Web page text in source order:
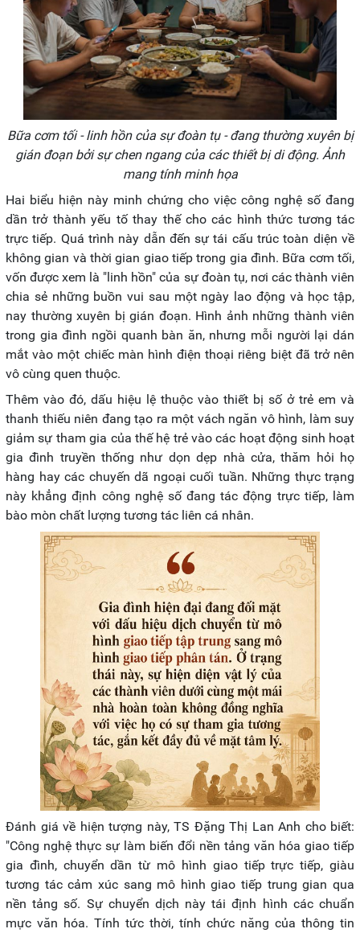
Bữa cơm tối - linh hồn của sự đoàn tụ - đang thường xuyên bị
gián đoạn bởi sự chen ngang của các thiết bị di động. Ảnh
mang tính minh họa
Hai biểu hiện này minh chứng cho việc công nghệ số đang
dần trở thành yếu tố thay thế cho các hình thức tương tác
trực tiếp. Quá trình này dẫn đến sự tái cấu trúc toàn diện về
không gian và thời gian giao tiếp trong gia đình. Bữa cơm tối,
vốn được xem là "linh hồn" của sự đoàn tụ, nơi các thành viên
chia sẻ những buồn vui sau một ngày lao động và học tập,
nay thường xuyên bị gián đoạn. Hình ảnh những thành viên
trong gia đình ngồi quanh bàn ăn, nhưng mỗi người lại dán
mắt vào một chiếc màn hình điện thoại riêng biệt đã trở nên
vô cùng quen thuộc.
Thêm vào đó, dấu hiệu lệ thuộc vào thiết bị số ở trẻ em và
thanh thiếu niên đang tạo ra một vách ngăn vô hình, làm suy
giảm sự tham gia của thế hệ trẻ vào các hoạt động sinh hoạt
gia đình truyền thống như dọn dẹp nhà cửa, thăm hỏi họ
hàng hay các chuyến dã ngoại cuối tuần. Những thực trạng
này khẳng định công nghệ số đang tác động trực tiếp, làm
bào mòn chất lượng tương tác liên cá nhân.
Đánh giá về hiện tượng này, TS Đặng Thị Lan Anh cho biết:
"Công nghệ thực sự làm biến đổi nền tảng văn hóa giao tiếp
gia đình, chuyển dần từ mô hình giao tiếp trực tiếp, giàu
tương tác cảm xúc sang mô hình giao tiếp trung gian qua
nền tảng số. Sự chuyển dịch này tái định hình các chuẩn
mực văn hóa. Tính tức thời, tính chức năng của thông tin